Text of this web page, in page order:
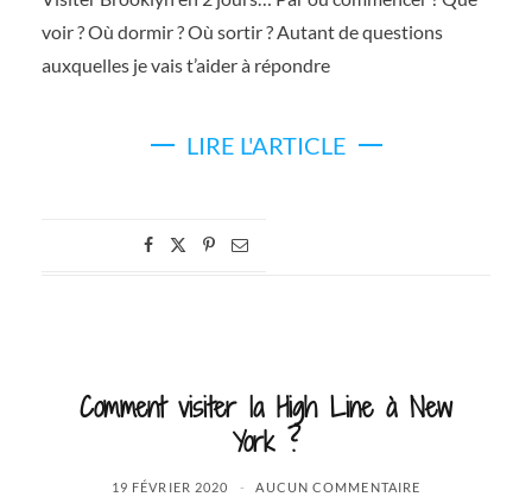
voir ? Où dormir ? Où sortir ? Autant de questions
auxquelles je vais t’aider à répondre
LIRE L'ARTICLE
Comment visiter la High Line à New
York ?
19 FÉVRIER 2020 AUCUN COMMENTAIRE